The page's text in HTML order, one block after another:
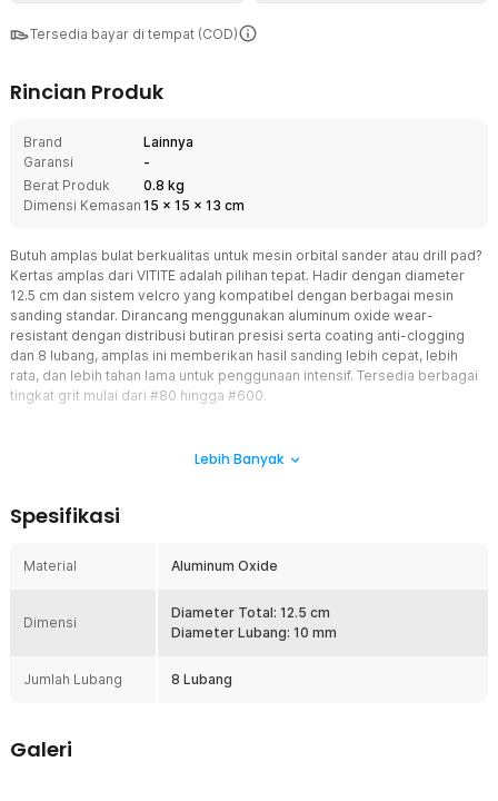
Tersedia bayar di tempat (COD)
Rincian Produk
Brand
Lainnya
Garansi
-
Berat Produk
0.8 kg
Dimensi Kemasan 15 x 15 x 13 cm
Butuh amplas bulat berkualitas untuk mesin orbital sander atau drill pad?
Kertas amplas dari VITITE adalah pilihan tepat. Hadir dengan diameter
12.5 cm dan sistem velcro yang kompatibel dengan berbagai mesin
sanding standar. Dirancang menggunakan aluminum oxide wear-
resistant dengan distribusi butiran presisi serta coating anti-clogging
dan 8 lubang, amplas ini memberikan hasil sanding lebih cepat, lebih
rata, dan lebih tahan lama untuk penggunaan intensif. Tersedia berbagai
tingkat grit mulai dari #80 hingga #600.
5 Inch dan backing pad velcro standar. Ukuran presisi ini
Ketahanan Aus Tinggi
daya potong tajam dan ketahanan aus tinggi. Tidak mudah habis
atau tumpul, sehingga lebih hemat dalam penggunaan jangka
Butiran Lebih Tajam dan Rata
menempel dengan orientasi tajam dan teratur. Hasilnya adalah daya
Lebih Banyak
Spesifikasi
Material Aluminum Oxide
Dimensi
Diameter Total: 12.5 cm
Diameter Lubang: 10 mm
Jumlah Lubang 8 Lubang
Galeri